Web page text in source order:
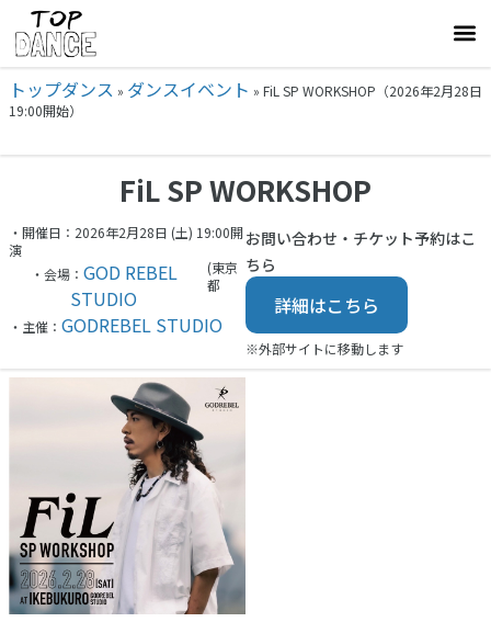
トップダンス » ダンスイベント » FiL SP WORKSHOP（2026年2月28日
19:00開始）
FiL SP WORKSHOP
・開催日：2026年2月28日 (土) 19:00開
演
・会場： GOD REBEL
STUDIO
(東京
都
・主催： GODREBEL STUDIO
お問い合わせ・チケット予約はこ
ちら
詳細はこちら
※外部サイトに移動します